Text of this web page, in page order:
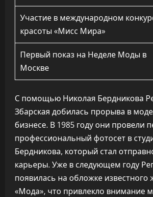
Участие в международном
красоты «Мисс Мира»
Первый показ на Неделе Моды в
Москве
С помощью Николая Бердникова
Збарская добилась прорыва в
бизнесе. В 1985 году они провели
профессиональный фотосет в
Бердникова, который стал
карьеры. Уже в следующем году
появилась на обложке известного
«Мода», что привлекло внимание